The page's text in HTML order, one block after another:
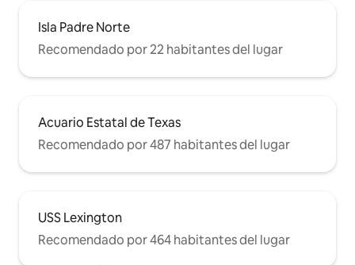
Isla Padre Norte
Recomendado por 22 habitantes del lugar
Acuario Estatal de Texas
Recomendado por 487 habitantes del lugar
USS Lexington
Recomendado por 464 habitantes del lugar